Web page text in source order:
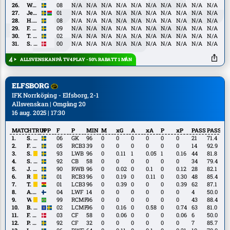
Oppong
Tamba
W.
Bergman
W. Bergman 08 N/A N/A N/A N/A N/A N/A N/A N/A N/A
N/A
Jesper
Ceesay
Jesper Ceesay 01 N/A N/A N/A N/A N/A N/A N/A N/A N/A
N/A
H.
Ringsten
H. Ringsten 08 N/A N/A N/A N/A N/A N/A N/A N/A N/A
N/A
F.
Werner
F. Werner 09 N/A N/A N/A N/A N/A N/A N/A N/A N/A
N/A
T.
Prica
T. Prica 02 N/A N/A N/A N/A N/A N/A N/A N/A N/A
N/A
S. S. Jørgensen 00 N/A N/A N/A N/A N/A N/A N/A N/A N/A N/A
ALLSVENSKAN PÅ TV4 PLAY - 50% RABATT 1 MÅN
ELFSBORG
IFK Norrköping - Elfsborg, 2-1
Allsvenskan | Omgång 20
16 aug. 2025 | 17:30
MATCHTRUPP
N F P MIN M xG A xA P xP PASSPASS%
S.
Eriksson
S. Eriksson 06 GK 96 0 0 0 0 0 0 21
71.4
F.
Aronsson
F. Aronsson 05 RCB339 0 0 0 0 0 0 14
92.9
S.
Hedlund
S. Hedlund 93 LWB 96 0 0.11 1 0.05 1 0.16 44
81.8
S.
Holmén
S. Holmén 92 CB 58 0 0 0 0 0 0 34
79.4
J.
Larsson
J. Larsson 90 RWB 96 0 0.02 0 0.1 0 0.12 28
82.1
R.
Wikström
R. Wikström 01 RCB396 0 0.19 0 0.11 0 0.30 48
85.4
T.
Yegbe
T. Yegbe 01 LCB396 0 0.39 0 0 0 0.39 62
87.1
A.
Hellemaa
A. Hellemaa 04 LWF 14 0 0 0 0 0 0 4
50.0
Wenderson
Wenderson 99 RCMF96 0 0 0 0 0 0 43
88.4
B.
Zeneli
B. Zeneli 02 LCMF96 0 0.16 0 0.58 0 0.74 63
81.0
F.
Ihler
F. Ihler 03 CF 58 0 0.06 0 0 0 0.06 6
50.0
P. P. Frick 92 CF 32 0 0 0 0 0 0 7
85.7